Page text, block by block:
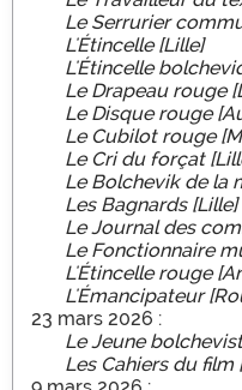
Le Serrurier
L'Étincelle [Lille]
L'Étincelle
Le Drapeau rouge
Le Disque rouge
Le Cubilot rouge
Le Cri du forçat
Le Bolchevik de la
Les Bagnards [Lille]
Le Journal des
Le Fonctionnaire
L'Étincelle rouge
L'Émancipateur
23 mars 2026 :
Le Jeune
Les Cahiers du film